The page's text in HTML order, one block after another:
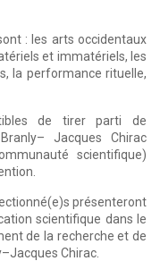
: les arts occidentaux
et immatériels, les
la performance rituelle,
de tirer parti de
Jacques Chirac
scientifique)
présenteront
scientifique dans le
de la recherche et de
Chirac.